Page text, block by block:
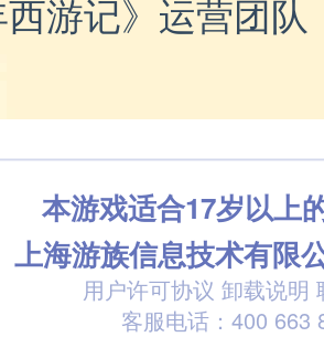
西游记》运营团队
本游戏适合17岁以上
上海游族信息技术有限
用户许可协议 卸载说明
客服电话：400 663